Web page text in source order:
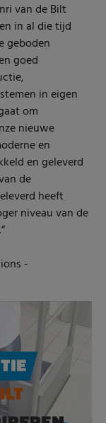
van de Bilt
in al die tijd
geboden
goed
in eigen
om
nieuwe
en
en geleverd
de
heeft
niveau van de
-